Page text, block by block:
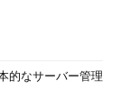
的なサーバー管理